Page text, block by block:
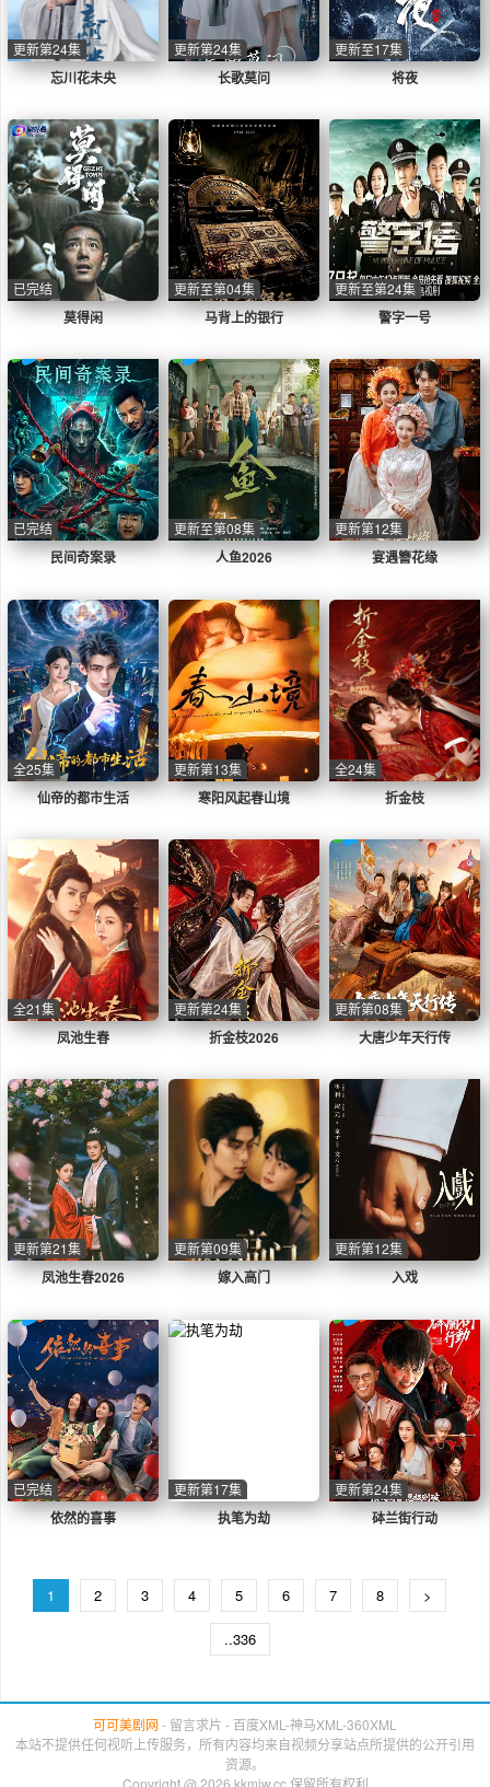
忘川花未央
更新第24集
长歌莫问
更新第24集
将夜
更新至17集
莫得闲
已完结
马背上的银行
更新至第04集
警字一号
更新至第24集
民间奇案录
已完结
人鱼2026
更新至第08集
宴遇簪花缘
更新第12集
仙帝的都市生活
全25集
寒阳风起春山境
更新第13集
折金枝
全24集
凤池生春
全21集
折金枝2026
更新第24集
大唐少年天行传
更新第08集
凤池生春2026
更新第21集
嫁入高门
更新第09集
入戏
更新第12集
依然的喜事
已完结
执笔为劫
更新第17集
砵兰街行动
更新第24集
1 2 3 4 5 6 7 8 >
..336
可可美剧网 - 留言求片 - 百度XML -神马XML -360XML
本站不提供任何视听上传服务，所有内容均来自视频分享站点所提供的公开引用
资源。
Copyright @ 2026 kkmjw.cc 保留所有权利